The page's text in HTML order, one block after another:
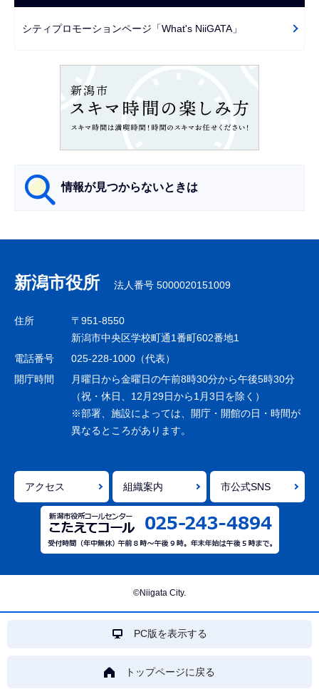
で
ーシティプロモーションページ「What's NiiGATA」
情報が見つからないときは
ナ
ビ
ゲ
シ
ョ
で
新潟市役所 法人番号 5000020151009
住所
〒951-8550
新潟市中央区学校町通1番町602番地1
電話番号
025-228-1000（代表）
開庁時間
月曜日から金曜日の午前8時30分から午後5時30分
（祝・休日、12月29日から1月3日を除く）
※部署、施設によっては、開庁・開館の日・時間が
異なるところがあります。
アクセス 組織案内 市公式SNS
©Niigata City.
PC版を表示する
トップページに戻る